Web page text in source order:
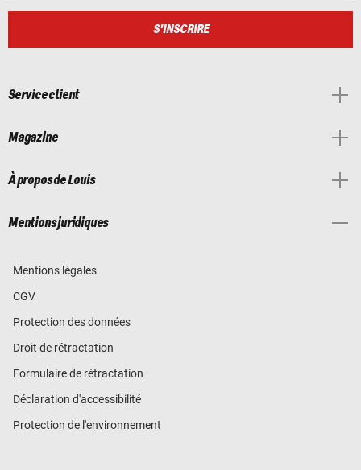
S'INSCRIRE
Service client
Magazine
À propos de Louis
Mentions juridiques
Mentions légales
CGV
Protection des données
Droit de rétractation
Formulaire de rétractation
Déclaration d'accessibilité
Protection de l'environnement